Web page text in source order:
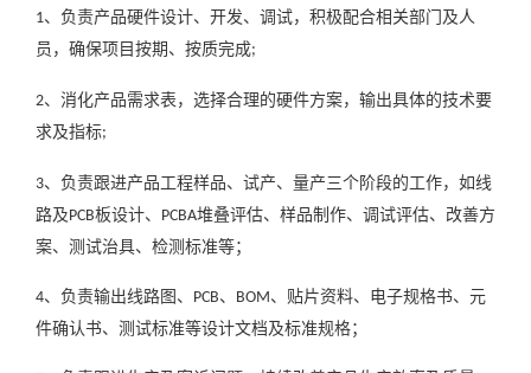
1、负责产品硬件设计、开发、调试，积极配合相关部门及人
员，确保项目按期、按质完成;
2、消化产品需求表，选择合理的硬件方案，输出具体的技术要
求及指标;
3、负责跟进产品工程样品、试产、量产三个阶段的工作，如线
路及PCB板设计、 PCBA堆叠评估、样品制作、调试评估、改善方
案、测试治具、检测标准等；
4、负责输出线路图、 PCB、 BOM、贴片资料、电子规格书、元
件确认书、测试标准等设计文档及标准规格；